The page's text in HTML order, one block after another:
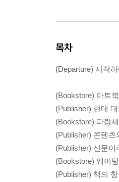
목차
(Departure) 시작
(Bookstore) 아트
(Publisher) 현대
(Bookstore) 파랑
(Publisher) 콘텐
(Publisher) 신문
(Bookstore) 웨이
(Publisher) 책의